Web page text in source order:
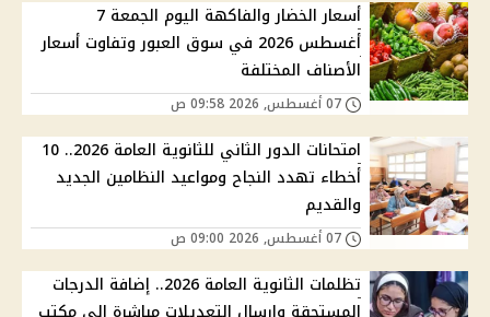
أسعار الخضار والفاكهة اليوم الجمعة 7
أغسطس 2026 في سوق العبور وتفاوت أسعار
الأصناف المختلفة
امتحانات الدور الثاني للثانوية العامة 2026.. 10
أخطاء تهدد النجاح ومواعيد النظامين الجديد
والقديم
تظلمات الثانوية العامة 2026.. إضافة الدرجات